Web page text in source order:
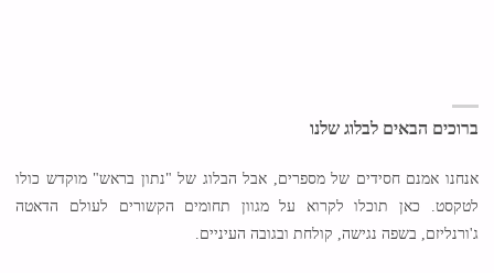
קטגוריות
ברוכים הבאים לבלוג שלנו
אנחנו אמנם חסידים של מספרים, אבל הבלוג של "נתון בראש" מוקדש כולו
לטקסט. כאן תוכלו לקרוא על מגוון תחומים הקשורים לעולם הדאטה
ג'ורנליזם, בשפה נגישה, קולחת ובגובה העיניים.